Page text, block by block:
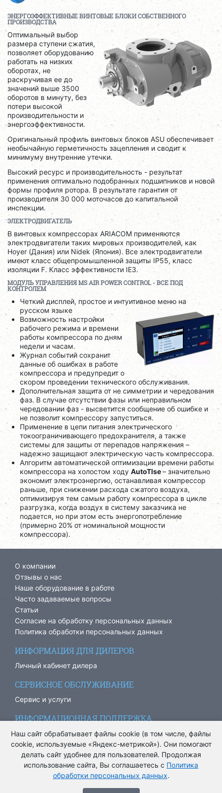
ЭНЕРГОЭФФЕКТИВНЫЕ ВИНТОВЫЕ БЛОКИ СОБСТВЕННОГО
ПРОИЗВОДСТВА
Оптимальный выбор
размера ступени сжатия,
позволяет оборудованию
работать на низких
оборотах, не
раскручивая ее до
значений выше 3500
оборотов в минуту, без
потери высокой
производительности и
энергоэффективности.
Оригинальный профиль винтовых блоков ASU обеспечивает
необычайную герметичность зацепления и сводит к
минимуму внутренние утечки.
Высокий ресурс и производительность - результат
применения оптимально подобранных подшипников и новой
формы профиля ротора. В результате гарантия от
производителя 30 000 моточасов до капитальной
инспекции.
ЭЛЕКТРОДВИГАТЕЛЬ
В винтовых компрессорах ARIACOM применяются
электродвигатели таких мировых производителей, как
Hoyer (Дания) или Nidek (Япония). Все электродвигатели
имеют класс общепромышленной защиты IP55, класс
изоляции F. Класс эффективности IE3.
МОДУЛЬ УПРАВЛЕНИЯMSAIRPOWERCONTROL- ВСЕ ПОД
КОНТРОЛЕМ
Четкий дисплей, простое и интуитивное меню на
русском языке
Возможность настройки
рабочего режима и времени
работы компрессора по дням
недели и часам.
Журнал событий сохранит
данные об ошибках в работе
компрессора и предупредит о
скором проведении технического обслуживания.
Дополнительная защита от не симметрии и чередования
фаз. В случае отсутствии фазы или неправильном
чередовании фаз - высветится сообщение об ошибке и
не позволит компрессору запуститься.
Применение в цепи питания электрического
токоограничивающего предохранителя, а также
системы для защиты от перепадов напряжения –
надежно защищают электрическую часть компрессора.
Алгоритм автоматической оптимизации времени работы
компрессора на холостом ходу AutoTlse– значительно
экономит электроэнергию, останавливая компрессор
раньше, при снижении расхода сжатого воздуха,
оптимизируя тем самым работу компрессора в цикле
разгрузка, когда воздух в систему заказчика не
подается, но при этом есть энергопотребление
(примерно 20% от номинальной мощности
компрессора).
О компании
Отзывы о нас
Наше оборудование в работе
Часто задаваемые вопросы
Статьи
Согласие на обработку персональных данных
Политика обработки персональных данных
ИНФОРМАЦИЯ ДЛЯ ДИЛЕРОВ
Личный кабинет дилера
СЕРВИСНОЕ ОБСЛУЖИВАНИЕ
Сервис и услуги
ИНФОРМАЦИОННАЯ ПОДДЕРЖКА
info@ariacom.ru
® Все права защищены. 2013-2026. Информация на сайте
носит информационный характер и не является публичной
Наш сайт обрабатывает файлы cookie (в том числе, файлы
cookie, используемые «Яндекс-метрикой»). Они помогают
делать сайт удобнее для пользователей. Продолжая
использование сайта, Вы соглашаетесь с Политика
обработки персональных данных.